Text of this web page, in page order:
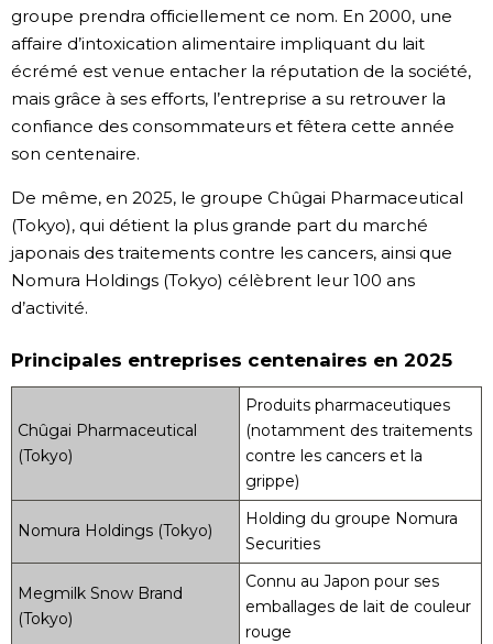
groupe prendra officiellement ce nom. En 2000, une
affaire d’intoxication alimentaire impliquant du lait
écrémé est venue entacher la réputation de la société,
mais grâce à ses efforts, l’entreprise a su retrouver la
confiance des consommateurs et fêtera cette année
son centenaire.
De même, en 2025, le groupe Chûgai Pharmaceutical
(Tokyo), qui détient la plus grande part du marché
japonais des traitements contre les cancers, ainsi que
Nomura Holdings (Tokyo) célèbrent leur 100 ans
d’activité.
Principales entreprises centenaires en 2025
Chûgai Pharmaceutical
(Tokyo)
Produits pharmaceutiques
(notamment des traitements
contre les cancers et la
grippe)
Nomura Holdings (Tokyo)
Holding du groupe Nomura
Securities
Megmilk Snow Brand
(Tokyo)
Connu au Japon pour ses
emballages de lait de couleur
rouge